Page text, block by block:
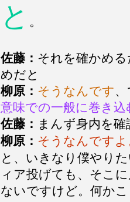
と 。
佐藤： それを確かめ
めだと
柳原： そうなんです
意味での一般に巻き
佐藤： まんず身内を
柳原： そうなんですよ
と、いきなり僕やり
ィア投げても、そこ
ないですけど。何か